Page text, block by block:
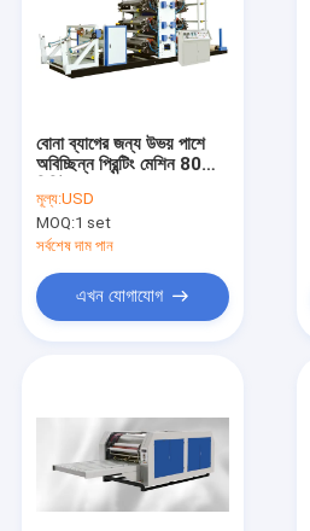
ভিডিও
আমাদের সম্পর্কে
মান নিয়ন্ত্রণ
খবর
টেপ এক্সট্রুশন লাইন
বোনা ব্যাগের জন্য উভয় পাশে
অবিচ্ছিন্ন প্রিন্টিং মেশিন 80m/
মূল্য:USD
MOQ:1 set
সর্বশেষ দাম পান
এখন যোগাযোগ